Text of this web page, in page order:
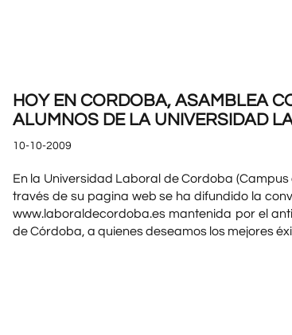
HOY EN CORDOBA, ASAMBLEA
ALUMNOS DE LA UNIVERSIDAD
10-10-2009
En la Universidad Laboral de Cordoba
través de su pagina web se ha difundido la
www.laboraldecordoba.es mantenida por el
de Córdoba, a quienes deseamos los mejores